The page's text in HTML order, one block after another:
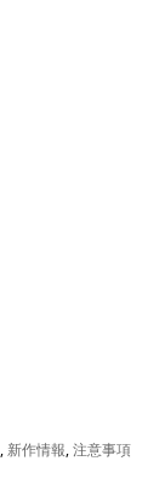
, 新作情報,注意事項